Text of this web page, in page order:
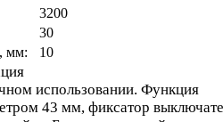
3200
30
мм:
10
использовании. Функция
43 мм, фиксатор